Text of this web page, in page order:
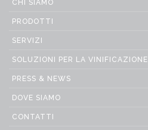
CHI SIAMO
PRODOTTI
SERVIZI
SOLUZIONI PER LA VINIFICAZIONE
PRESS & NEWS
DOVE SIAMO
CONTATTI